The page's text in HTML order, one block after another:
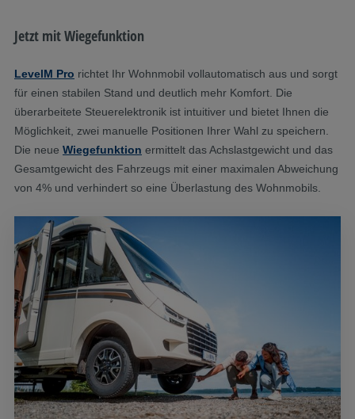
Jetzt mit Wiegefunktion
LevelM Pro richtet Ihr Wohnmobil vollautomatisch aus und sorgt
für einen stabilen Stand und deutlich mehr Komfort. Die
überarbeitete Steuerelektronik ist intuitiver und bietet Ihnen die
Möglichkeit, zwei manuelle Positionen Ihrer Wahl zu speichern.
Die neue Wiegefunktion ermittelt das Achslastgewicht und das
Gesamtgewicht des Fahrzeugs mit einer maximalen Abweichung
von 4% und verhindert so eine Überlastung des Wohnmobils.